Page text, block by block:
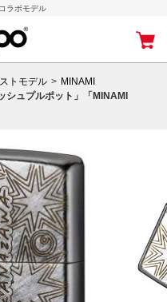
ラボモデル
トモデル
MINAMI
シュプルポット」「MINAMI